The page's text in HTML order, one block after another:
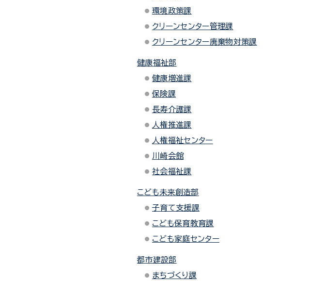
環境政策課
クリーンセンター管理課
クリーンセンター廃棄物対策課
健康福祉部
健康増進課
保険課
長寿介護課
人権推進課
人権福祉センター
川崎会館
社会福祉課
こども未来創造部
子育て支援課
こども保育教育課
こども家庭センター
都市建設部
まちづくり課